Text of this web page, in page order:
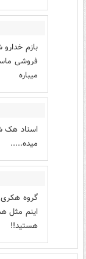
بازم
فروشی
میباره
اسناد هک
میده.....
گروه
اینم مثل
هستید!!